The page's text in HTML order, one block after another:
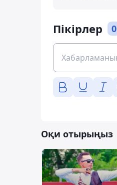
Пікірлер 0
Оқи отырыңыз